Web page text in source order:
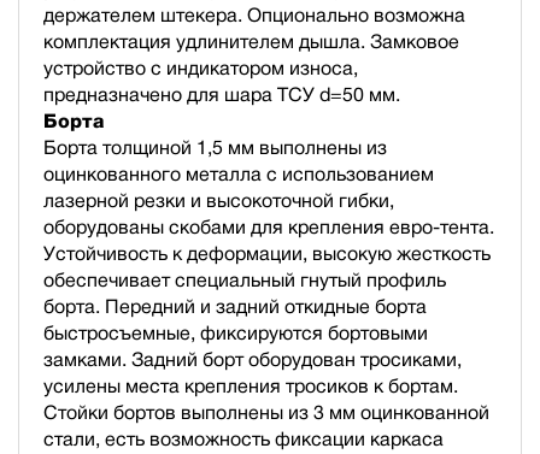
держателем штекера. Опционально возможна
комплектация удлинителем дышла. Замковое
устройство с индикатором износа,
предназначено для шара ТСУ d=50 мм.
Борта
Борта толщиной 1,5 мм выполнены из
оцинкованного металла с использованием
лазерной резки и высокоточной гибки,
оборудованы скобами для крепления евро-тента.
Устойчивость к деформации, высокую жесткость
обеспечивает специальный гнутый профиль
борта. Передний и задний откидные борта
быстросъемные, фиксируются бортовыми
замками. Задний борт оборудован тросиками,
усилены места крепления тросиков к бортам.
Стойки бортов выполнены из 3 мм оцинкованной
стали, есть возможность фиксации каркаса